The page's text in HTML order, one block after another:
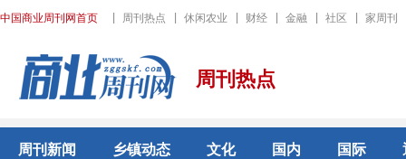
中国商业周刊网首页 周刊热点 休闲农业 财经 金融 社区 家周刊
周刊热点
周刊新闻 乡镇动态 文化 国内 国际